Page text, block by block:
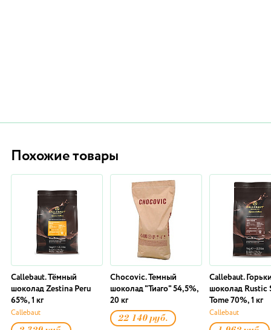
Похожие товары
Callebaut. Тёмный
шоколад Zestina Peru
65%, 1 кг
Callebaut
Chocovic. Темный
шоколад "Тиаго" 54,5%,
20 кг
22 140 руб.
Callebaut.
шоколад Rustic
Tome 70%, 1 кг
Callebaut